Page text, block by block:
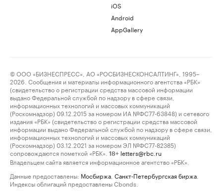
iOS
Android
AppGallery
© ООО «БИЗНЕСПРЕСС», АО «РОСБИЗНЕСКОНСАЛТИНГ», 1995–
2026. Сообщения и материалы информационного агентства «РБК»
(свидетельство о регистрации средства массовой информации
выдано Федеральной службой по надзору в сфере связи,
информационных технологий и массовых коммуникаций
(Роскомнадзор) 09.12.2015 за номером ИА №ФС77-63848) и сетевого
издания «РБК» (свидетельство о регистрации средства массовой
информации выдано Федеральной службой по надзору в сфере связи,
информационных технологий и массовых коммуникаций
(Роскомнадзор) 03.12.2021 за номером ЭЛ №ФС77-82385)
сопровождаются пометкой «РБК».
18+ letters@rbc.ru
Владельцем сайта является информационное агентство «РБК».
Данные предоставлены: Мосбиржа Санкт-Петербургская биржа
Индексы облигаций предоставлены Cbonds.